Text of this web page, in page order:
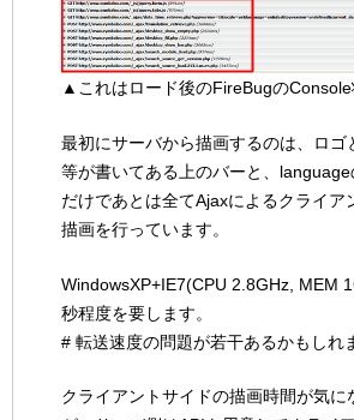
▲これはロード後のFireBugのConsole
最初にサーバから描画するのは、ロゴ
等が書いてある上のバーと、
だけであとは全てAjaxによるクライア
描画を行っています。
WindowsXP+IE7(CPU 2.8GHz, MEM
秒程度を要します。
# 転送速度の問題が若干あるかもしれ
クライアントサイドの描画時間が気に